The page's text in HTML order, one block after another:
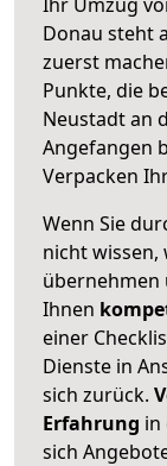
Donau steht
zuerst
Punkte, die
Neustadt an
Angefangen
Verpacken
Wenn Sie
nicht wissen,
übernehmen
Ihnen
einer
Dienste in
sich zurück.
Erfahrung in
sich